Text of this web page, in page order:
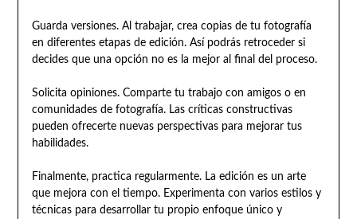
Guarda versiones. Al trabajar, crea copias de tu fotografía
en diferentes etapas de edición. Así podrás retroceder si
decides que una opción no es la mejor al final del proceso.
Solicita opiniones. Comparte tu trabajo con amigos o en
comunidades de fotografía. Las críticas constructivas
pueden ofrecerte nuevas perspectivas para mejorar tus
habilidades.
Finalmente, practica regularmente. La edición es un arte
que mejora con el tiempo. Experimenta con varios estilos y
técnicas para desarrollar tu propio enfoque único y